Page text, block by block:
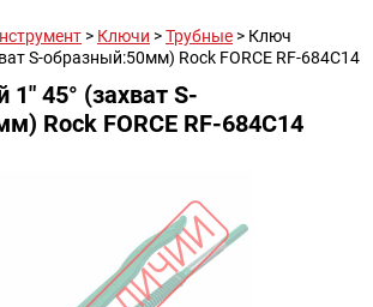
> Ключи >Трубные > Ключ
S-образный:50мм) Rock FORCE RF-684C14
45° (захват S-
Rock FORCE RF-684C14